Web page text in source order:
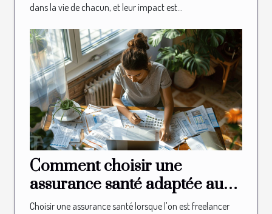
dans la vie de chacun, et leur impact est...
Comment choisir une
assurance santé adaptée aux
besoins des freelancers
Choisir une assurance santé lorsque l'on est freelancer